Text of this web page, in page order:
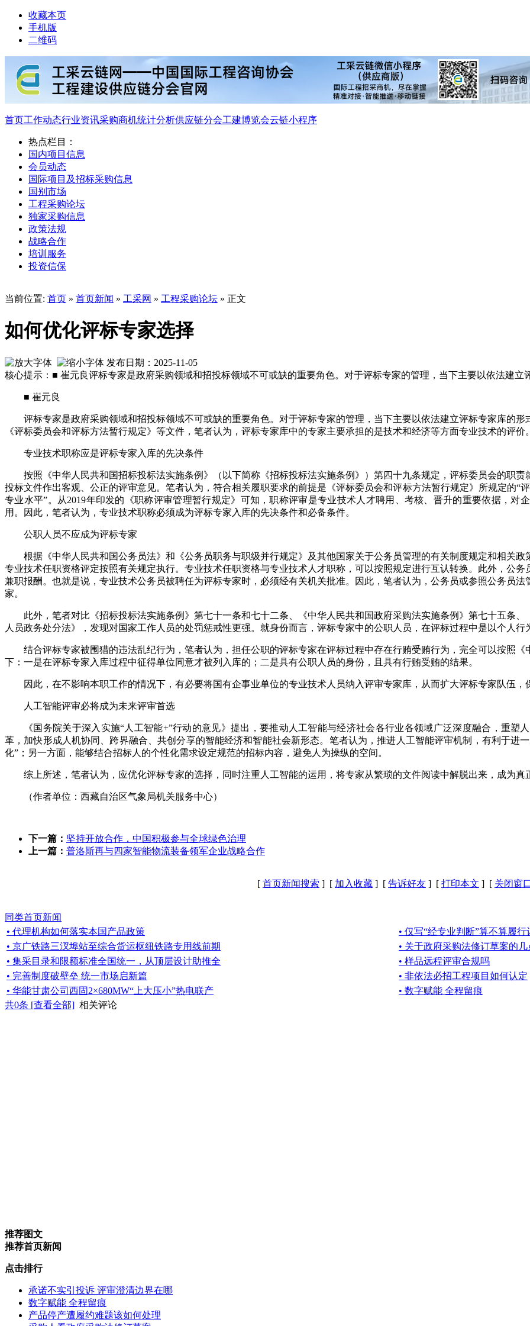
收藏本页
手机版
二维码
首页工作动态行业资讯采购商机统计分析供应链分会工建博览会云链小程序
热点栏目：
国内项目信息
会员动态
国际项目及招标采购信息
国别市场
工程采购论坛
独家采购信息
政策法规
战略合作
培训服务
投资信保
当前位置: 首页 » 首页新闻 » 工采网 » 工程采购论坛 » 正文
如何优化评标专家选择
发布日期：2025-11-05
核心提示：■ 崔元良评标专家是政府采购领域和招投标领域不可或缺的重要角色。对于评标专家的管理，当下主要以依法建立
■ 崔元良
评标专家是政府采购领域和招投标领域不可或缺的重要角色。对于评标专家的管理，当下主要以依法建立评标专家库的形
《评标委员会和评标方法暂行规定》等文件，笔者认为，评标专家库中的专家主要承担的是技术和经济等方面专业技术的评价。
专业技术职称应是评标专家入库的先决条件
按照《中华人民共和国招标投标法实施条例》（以下简称《招标投标法实施条例》）第四十九条规定，评标委员会的职
投标文件作出客观、公正的评审意见。笔者认为，符合相关履职要求的前提是《评标委员会和评标方法暂行规定》所规定的“
专业水平”。从2019年印发的《职称评审管理暂行规定》可知，职称评审是专业技术人才聘用、考核、晋升的重要依据，对
用。因此，笔者认为，专业技术职称必须成为评标专家入库的先决条件和必备条件。
公职人员不应成为评标专家
根据《中华人民共和国公务员法》和《公务员职务与职级并行规定》及其他国家关于公务员管理的有关制度规定和相关政
专业技术任职资格评定按照有关规定执行。专业技术任职资格与专业技术人才职称，可以按照规定进行互认转换。此外，公
兼职报酬。也就是说，专业技术公务员被聘任为评标专家时，必须经有关机关批准。因此，笔者认为，公务员或参照公务员
家。
此外，笔者对比《招标投标法实施条例》第七十一条和七十二条、《中华人民共和国政府采购法实施条例》第七十五条
人员政务处分法》，发现对国家工作人员的处罚惩戒性更强。就身份而言，评标专家中的公职人员，在评标过程中是以个人行
结合评标专家被围猎的违法乱纪行为，笔者认为，担任公职的评标专家在评标过程中存在行贿受贿行为，完全可以按照
下：一是在评标专家入库过程中征得单位同意才被列入库的；二是具有公职人员的身份，且具有行贿受贿的结果。
因此，在不影响本职工作的情况下，有必要将国有企事业单位的专业技术人员纳入评审专家库，从而扩大评标专家队伍，
人工智能评审必将成为未来评审首选
《国务院关于深入实施“人工智能+”行动的意见》提出，要推动人工智能与经济社会各行业各领域广泛深度融合，重
革，加快形成人机协同、跨界融合、共创分享的智能经济和智能社会新形态。笔者认为，推进人工智能评审机制，有利于进
化”；另一方面，能够结合招标人的个性化需求设定规范的招标内容，避免人为操纵的空间。
综上所述，笔者认为，应优化评标专家的选择，同时注重人工智能的运用，将专家从繁琐的文件阅读中解脱出来，成为真
（作者单位：西藏自治区气象局机关服务中心）
下一篇： 坚持开放合作，中国积极参与全球绿色治理
上一篇： 普洛斯再与四家智能物流装备领军企业战略合作
[ 首页新闻搜索 ] [ 加入收藏 ] [ 告诉好友 ] [ 打印本文 ] [ 关闭窗
同类首页新闻
• 代理机构如何落实本国产品政策
• 仅写“经专业判断”算不算履行
• 京广铁路三汊埠站至综合货运枢纽铁路专用线前期
• 关于政府采购法修订草案的
• 集采目录和限额标准全国统一，从顶层设计助推全
• 样品远程评审合规吗
• 完善制度破壁垒 统一市场启新篇
• 非依法必招工程项目如何认定
• 华能甘肃公司西固2×680MW“上大压小”热电联产
• 数字赋能 全程留痕
共0条 [查看全部] 相关评论
推荐图文
推荐首页新闻
点击排行
承诺不实引投诉 评审澄清边界在哪
数字赋能 全程留痕
产品停产遭履约难题该如何处理